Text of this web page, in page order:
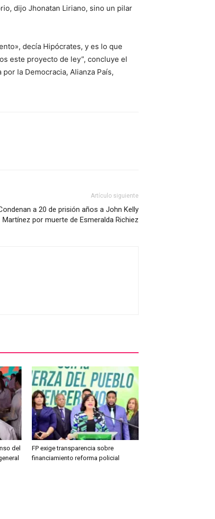
dijo Jhonatan Liriano, sino un pilar
decía Hipócrates, y es lo que
este proyecto de ley”, concluye el
la Democracia, Alianza País,
Artículo siguiente
a 20 de prisión años a John Kelly
Martínez por muerte de Esmeralda Richiez
del
FP exige transparencia sobre
financiamiento reforma policial